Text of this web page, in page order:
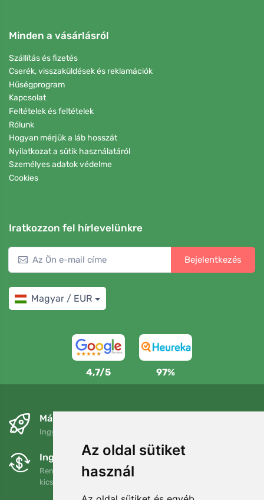
Az oldal sütiket
használ
Minden a vásárlásról
Szállítás és fizetés
Cserék, visszaküldések és reklamációk
Hűségprogram
Kapcsolat
Feltételek és feltételek
Rólunk
Hogyan mérjük a láb hosszát
Nyilatkozat a sütik használatáról
Személyes adatok védelme
Cookies
Iratkozzon fel hírlevelünkre
Bejelentkezés
Magyar / EUR
4,7/5 97%
Másnapra és ingyenesen
Ingyenes szállítás a következő összeg felett: 80 EUR
Ingyenes csere és visszaküldés
Rendelését 90 napon belül bármikor visszaküldheti vagy
kicserélheti.